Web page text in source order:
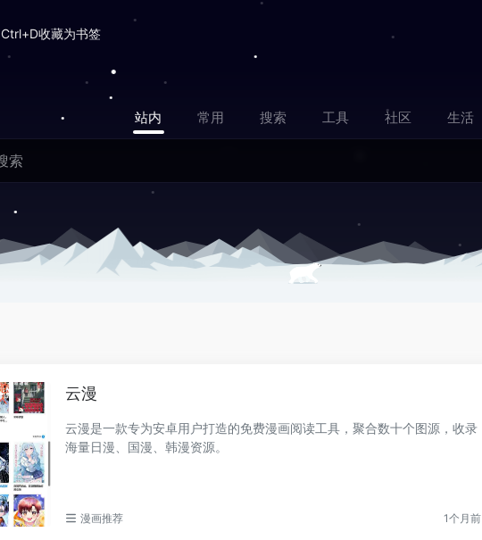
Ctrl+D收藏为书签
站内 常用 搜索 工具 社区 生活
云漫
云漫是一款专为安卓用户打造的免费漫画阅读工具，聚合数十个图源，收录
海量日漫、国漫、韩漫资源。
漫画推荐 1个月前